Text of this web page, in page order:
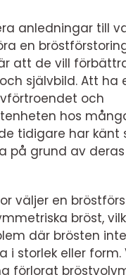
anledningar till
en
att de vill
självbild. Att ha
och
hos
tidigare har känt
på grund av
väljer en
bröst,
där brösten
i storlek eller form.
förlorat